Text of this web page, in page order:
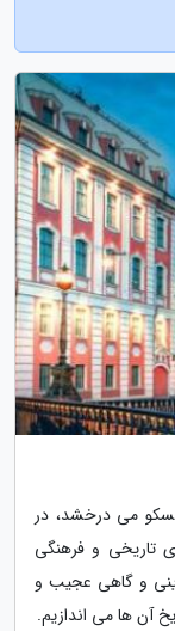
می درخشد، در
تاریخی و فرهنگی
و گاهی عجیب و
آن ها می اندازیم.